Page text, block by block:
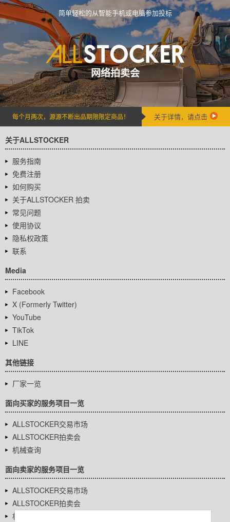
简单轻松的从智能手机或电脑参加投标
网络拍卖会
每个月两次，源源不断出品期限限定商品！ 关于详情，请点击
关于ALLSTOCKER
服务指南
免费注册
如何购买
关于ALLSTOCKER 拍卖
常见问题
使用协议
隐私权政策
联系
Media
Facebook
X (Formerly Twitter)
YouTube
TikTok
LINE
其他链接
厂家一览
面向买家的服务项目一览
ALLSTOCKER交易市场
ALLSTOCKER拍卖会
机械查询
面向卖家的服务项目一览
ALLSTOCKER交易市场
ALLSTOCKER拍卖会
机械查询